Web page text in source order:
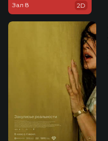
Зал 8
2D